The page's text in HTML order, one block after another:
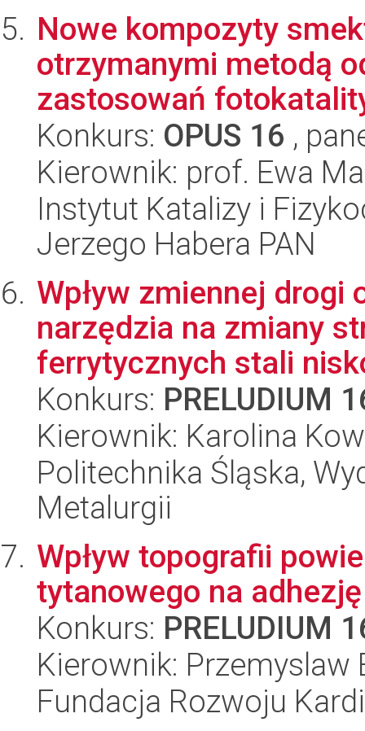
Nowe kompozyty
otrzymanymi metodą
zastosowań
Konkurs: OPUS 16 ,
Kierownik: prof. Ewa
Instytut Katalizy i
Jerzego Habera PAN
Wpływ zmiennej drogi
narzędzia na zmiany
ferrytycznych stali
Konkurs: PRELUDIUM
Kierownik: Karolina
Politechnika Śląska,
Metalurgii
Wpływ topografii
tytanowego na
Konkurs: PRELUDIUM
Kierownik: Przemyslaw
Fundacja Rozwoju